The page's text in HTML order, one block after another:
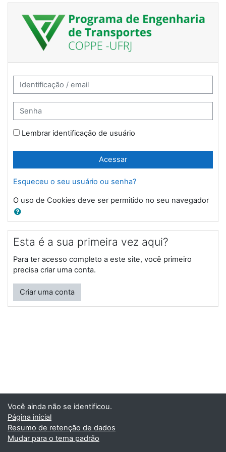
Ir para o conteúdo principal
Processo seletivo PET: Acessar
Identificação / email
Senha
Lembrar identificação de usuário
Acessar
Esqueceu o seu usuário ou senha?
O uso de Cookies deve ser permitido no seu navegador
Esta é a sua primeira vez aqui?
Para ter acesso completo a este site, você primeiro
precisa criar uma conta.
Criar uma conta
Você ainda não se identificou.
Página inicial
Resumo de retenção de dados
Mudar para o tema padrão